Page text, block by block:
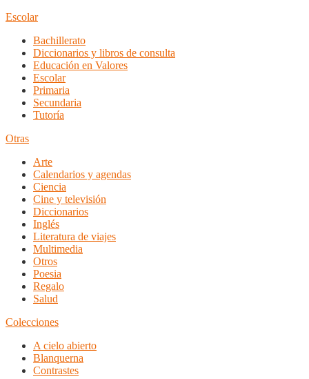
Escolar
Bachillerato
Diccionarios y libros de consulta
Educación en Valores
Escolar
Primaria
Secundaria
Tutoría
Otras
Arte
Calendarios y agendas
Ciencia
Cine y televisión
Diccionarios
Inglés
Literatura de viajes
Multimedia
Otros
Poesia
Regalo
Salud
Colecciones
A cielo abierto
Blanquerna
Contrastes